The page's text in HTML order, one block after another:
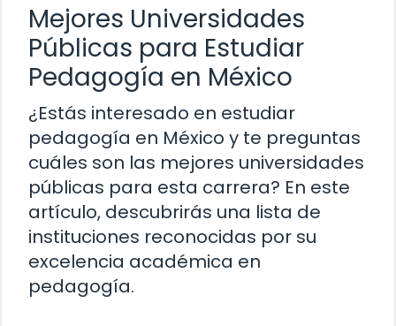
Mejores Universidades
Públicas para Estudiar
Pedagogía en México
¿Estás interesado en estudiar
pedagogía en México y te preguntas
cuáles son las mejores universidades
públicas para esta carrera? En este
artículo, descubrirás una lista de
instituciones reconocidas por su
excelencia académica en
pedagogía.